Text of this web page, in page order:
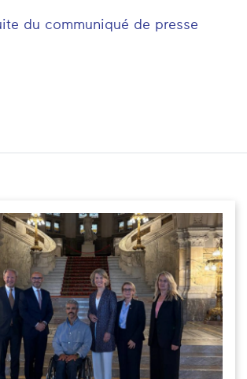
du communiqué de presse